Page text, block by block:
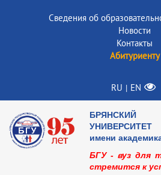
Сведения об
Новости
Контакты
Абитуриенту
RU | EN
БРЯНСКИЙ
УНИВЕРСИТЕТ
имени
БГУ - вуз для
стремится к